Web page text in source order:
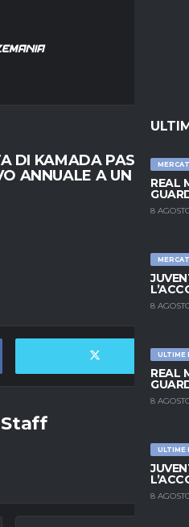
REAL
8
8
ULTIME
REAL
8
ULTIME
8
DI KAMADA PASSA
ANNUALE A UN